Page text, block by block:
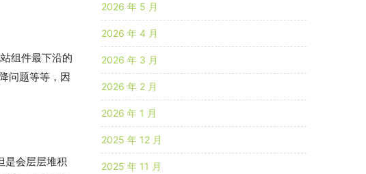
组件最下沿的
问题等等，因
是会层层堆积
2026 年 5 月
2026 年 4 月
2026 年 3 月
2026 年 2 月
2026 年 1 月
2025 年 12 月
2025 年 11 月